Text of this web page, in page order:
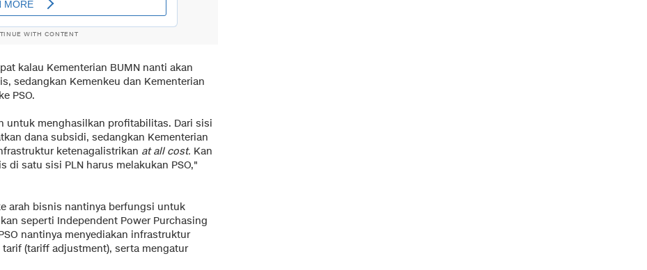
WITH CONTENT
kalau Kementerian BUMN nanti akan
sedangkan Kemenkeu dan Kementerian
PSO.
untuk menghasilkan profitabilitas. Dari sisi
dana subsidi, sedangkan Kementerian
ketenagalistrikan at all cost. Kan
di satu sisi PLN harus melakukan PSO,"
arah bisnis nantinya berfungsi untuk
seperti Independent Power Purchasing
nantinya menyediakan infrastruktur
(tariff adjustment), serta mengatur